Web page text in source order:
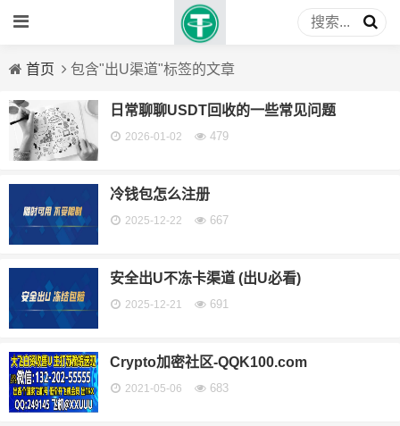
首页 包含"出U渠道"标签的文章
日常聊聊USDT回收的一些常见问题
2026-01-02 479
冷钱包怎么注册
2025-12-22 667
安全出U不冻卡渠道 (出U必看)
2025-12-21 691
Crypto加密社区-QQK100.com
2021-05-06 683